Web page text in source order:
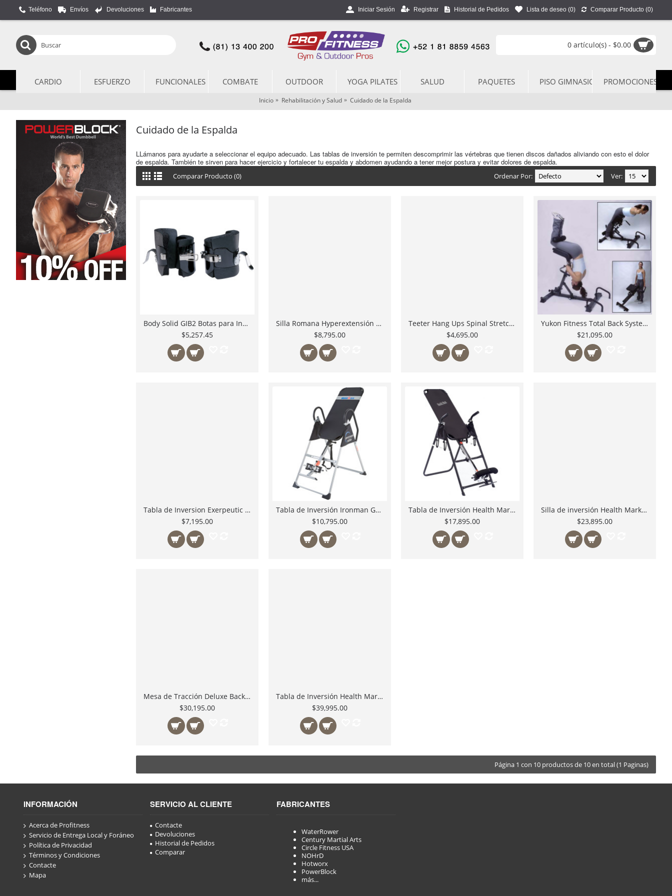
Teléfono Envíos Devoluciones Fabricantes Iniciar Sesión Registrar Historial de Pedidos Lista de deseo (0) Comparar Producto (0)
0 artículo(s) - $0.00
CARDIO ESFUERZO FUNCIONALES COMBATE OUTDOOR YOGA PILATES SALUD PAQUETES PISO GIMNASIO PROMOCIONES
Inicio Rehabilitación y Salud Cuidado de la Espalda
Cuidado de la Espalda
LLámanos para ayudarte a seleccionar el equipo adecuado. Las tablas de inversión te permiten descomprimir las vértebras que tienen discos dañados aliviando con esto el dolor
de espalda. También te sirven para hacer ejercicio y fortalecer tu espalda y abdomen ayudando a tener mejor postura y evitar dolores de espalda.
Comparar Producto (0) Ver:
Ordenar Por:
Body Solid GIB2 Botas para Inversion
$5,257.45
Silla Romana Hyperextensión PCH24X Body Solid México by Profitness Ejercita Espada Baja y Abdomen.
$8,795.00
Teeter Hang Ups Spinal Stretch Descomprime tus discos aliviando dolor de espalda
$4,695.00
Yukon Fitness Total Back System Alivia tu dolor de espalda al ejercitar tus músculos
$21,095.00
Tabla de Inversion Exerpeutic Stretch 300
$7,195.00
Tabla de Inversión Ironman Gravity 1000
$10,795.00
Tabla de Inversión Health Mark Pro
$17,895.00
Silla de inversión Health Mark Core Inversion Chair
$23,895.00
Mesa de Tracción Deluxe Backwave UNIDAD DEMO
$30,195.00
Tabla de Inversión Health Mark Pro Max
$39,995.00
Página 1 con 10 productos de 10 en total (1 Paginas)
INFORMACIÓN
Acerca de Profitness
Servicio de Entrega Local y Foráneo
Política de Privacidad
Términos y Condiciones
Contacte
Mapa
SERVICIO AL CLIENTE
Contacte
Devoluciones
Historial de Pedidos
Comparar
FABRICANTES
WaterRower
Century Martial Arts
Circle Fitness USA
NOHrD
Hotworx
PowerBlock
más...